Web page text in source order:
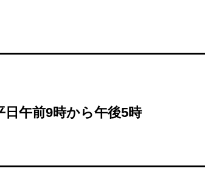
午前9時から午後5時